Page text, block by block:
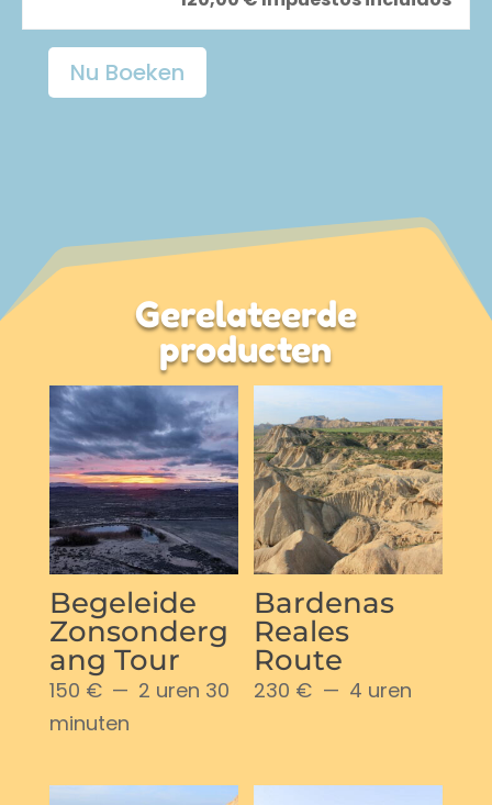
Geleid
Bezoek
Nu Boeken
Gerelateerde
producten
Begeleide
Zonsonderg
ang Tour
150 €
2 uren 30
minuten
Bardenas
Reales
Route
230 € 4 uren